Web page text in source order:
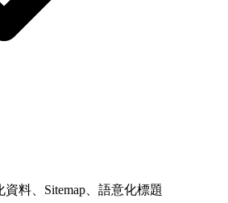
料、Sitemap、語意化標題